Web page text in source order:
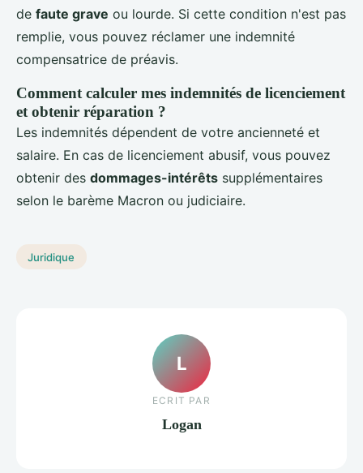
de faute grave ou lourde. Si cette condition n'est pas
remplie, vous pouvez réclamer une indemnité
compensatrice de préavis.
Comment calculer mes indemnités de licenciement
et obtenir réparation ?
Les indemnités dépendent de votre ancienneté et
salaire. En cas de licenciement abusif, vous pouvez
obtenir des dommages-intérêts supplémentaires
selon le barème Macron ou judiciaire.
Juridique
L
ECRIT PAR
Logan